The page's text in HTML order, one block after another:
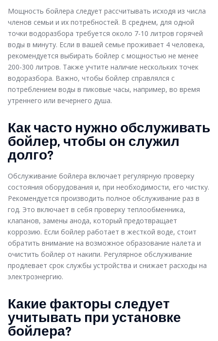
Мощность бойлера следует рассчитывать исходя из числа
членов семьи и их потребностей. В среднем, для одной
точки водоразбора требуется около 7-10 литров горячей
воды в минуту. Если в вашей семье проживает 4 человека,
рекомендуется выбирать бойлер с мощностью не менее
200-300 литров. Также учтите наличие нескольких точек
водоразбора. Важно, чтобы бойлер справлялся с
потреблением воды в пиковые часы, например, во время
утреннего или вечернего душа.
Как часто нужно обслуживать
бойлер, чтобы он служил
долго?
Обслуживание бойлера включает регулярную проверку
состояния оборудования и, при необходимости, его чистку.
Рекомендуется производить полное обслуживание раз в
год. Это включает в себя проверку теплообменника,
клапанов, замены анода, который предотвращает
коррозию. Если бойлер работает в жесткой воде, стоит
обратить внимание на возможное образование налета и
очистить бойлер от накипи. Регулярное обслуживание
продлевает срок службы устройства и снижает расходы на
электроэнергию.
Какие факторы следует
учитывать при установке
бойлера?